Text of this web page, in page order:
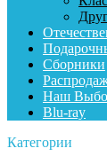
Сборники
Наш
Blu-ray
Категории